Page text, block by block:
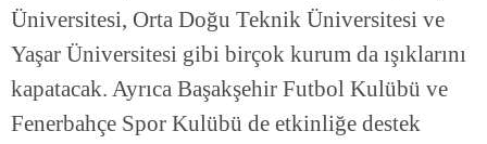
Üniversitesi, Orta Doğu Teknik Üniversitesi ve
Yaşar Üniversitesi gibi birçok kurum da ışıklarını
kapatacak. Ayrıca Başakşehir Futbol Kulübü ve
Fenerbahçe Spor Kulübü de etkinliğe destek